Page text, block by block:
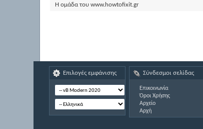
Η ομάδα του www.howtofixit.gr
Επιλογές εμφάνισης Σύνδεσμοι σελίδας
Επικοινωνία
Όροι Χρήσης
Αρχείο
Αρχή